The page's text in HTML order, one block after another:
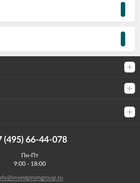
(495) 66-44-078
Пн-Пт
9:00 - 18:00